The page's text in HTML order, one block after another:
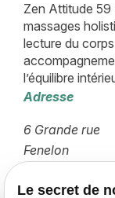
Zen Attitude 59
massages
lecture du
l’équilibre
Adresse
6 Grande rue
Fenelon
Le secret de